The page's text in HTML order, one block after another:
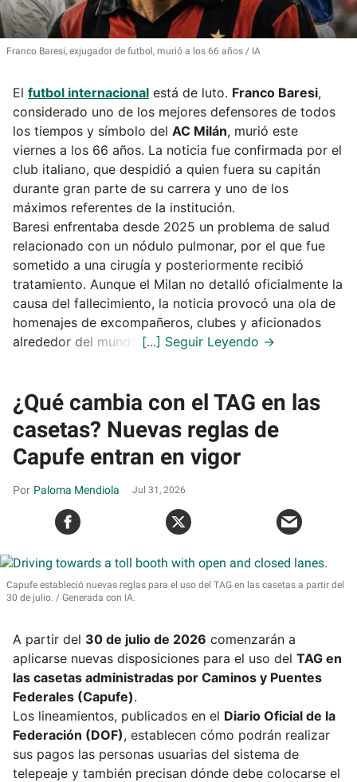
Franco Baresi, exjugador de futbol, murió a los 66 años IA
El futbol internacional está de luto. Franco Baresi,
considerado uno de los mejores defensores de todos
los tiempos y símbolo del AC Milán, murió este
viernes a los 66 años. La noticia fue confirmada por el
club italiano, que despidió a quien fuera su capitán
durante gran parte de su carrera y uno de los
máximos referentes de la institución.
Baresi enfrentaba desde 2025 un problema de salud
relacionado con un nódulo pulmonar, por el que fue
sometido a una cirugía y posteriormente recibió
tratamiento. Aunque el Milan no detalló oficialmente la
causa del fallecimiento, la noticia provocó una ola de
homenajes de excompañeros, clubes y aficionados
alrededor del mundo.
¿Qué cambia con el TAG en las
casetas? Nuevas reglas de
Capufe entran en vigor
Paloma Mendiola Jul 31, 2026
Capufe estableció nuevas reglas para el uso del TAG en las casetas a partir del
30 de julio.
Generada con IA.
A partir del 30 de julio de 2026 comenzarán a
aplicarse nuevas disposiciones para el uso del TAG en
las casetas administradas por Caminos y Puentes
Federales (Capufe).
Los lineamientos, publicados en el Diario Oficial de la
Federación (DOF), establecen cómo podrán realizar
sus pagos las personas usuarias del sistema de
telepeaje y también precisan dónde debe colocarse el